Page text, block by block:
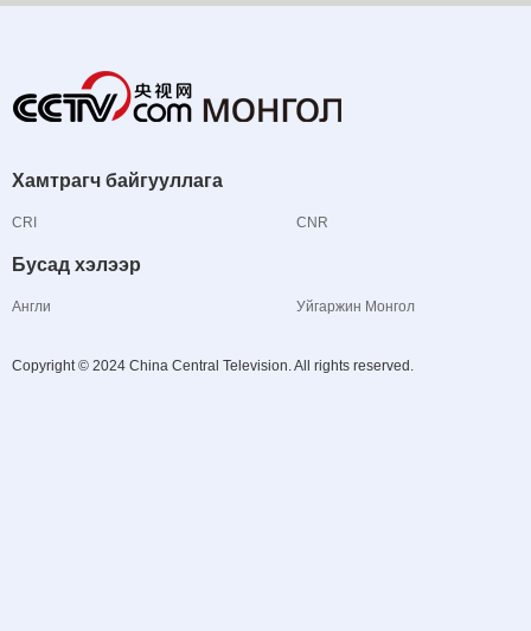
Хамтрагч байгууллага
CRI CNR
Бусад хэлээр
Англи Уйгаржин Монгол
Copyright © 2024 China Central Television. All rights reserved.